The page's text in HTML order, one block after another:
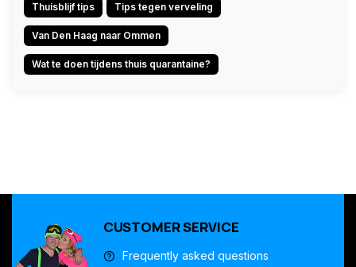
Thuisblijf tips Tips tegen verveling
Van Den Haag naar Ommen
Wat te doen tijdens thuis quarantaine?
CUSTOMER SERVICE
Frequently asked questions